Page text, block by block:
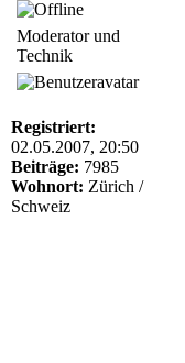
Moderator und
Technik
Registriert:
02.05.2007, 20:50
Beiträge: 7985
Wohnort: Zürich /
Schweiz